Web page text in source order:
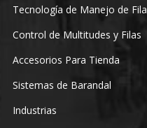
Tecnología de Manejo de Fila
Control de Multitudes y Filas
Accesorios Para Tienda
Sistemas de Barandal
Industrias